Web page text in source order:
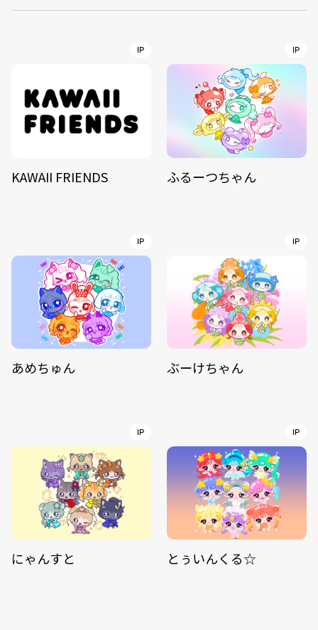
IP
KAWAII FRIENDS
IP
ふるーつちゃん
IP
あめちゅん
IP
ぶーけちゃん
IP
にゃんすと
IP
とぅいんくる☆